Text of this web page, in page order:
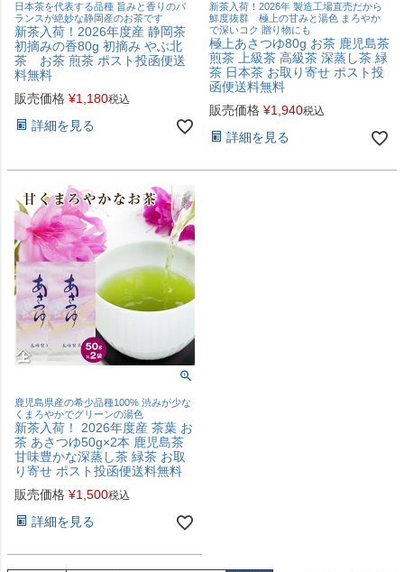
日本茶を代表する品種 旨みと香りのバ
ランスが絶妙な静岡産のお茶です
新茶入荷！2026年度産 静岡茶
初摘みの香80g 初摘み やぶ北
茶 お茶 煎茶 ポスト投函便送
料無料
販売価格 ¥1,180税込
詳細を見る
新茶入荷！2026年 製造工場直売だから
鮮度抜群 極上の甘みと湯色 まろやか
で深いコク 贈り物にも
極上あさつゆ80g お茶 鹿児島茶
煎茶 上級茶 高級茶 深蒸し茶 緑
茶 日本茶 お取り寄せ ポスト投
函便送料無料
販売価格 ¥1,940税込
詳細を見る
鹿児島県産の希少品種100% 渋みが少な
くまろやかでグリーンの湯色
新茶入荷！ 2026年度産 茶葉 お
茶 あさつゆ50g×2本 鹿児島茶
甘味豊かな深蒸し茶 緑茶 お取
り寄せ ポスト投函便送料無料
販売価格 ¥1,500税込
詳細を見る